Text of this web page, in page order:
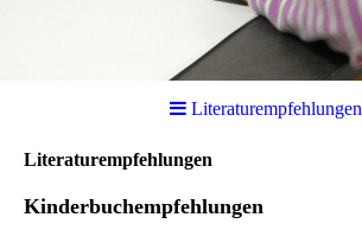
Literaturempfehlungen
Literaturempfehlungen
Kinderbuchempfehlungen